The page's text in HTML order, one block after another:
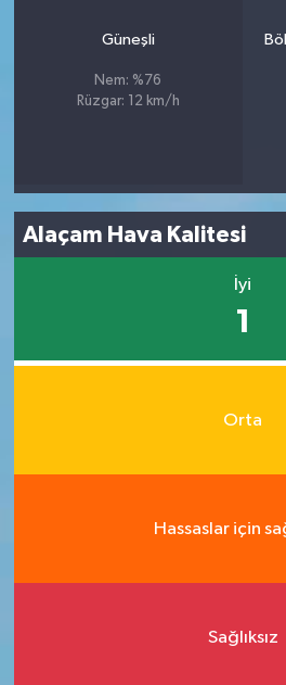
Güneşli
Nem: %76
Rüzgar: 12 km/h
Alaçam Hava Kalitesi
İyi
1
Orta
Hassaslar için
Sağlıksız